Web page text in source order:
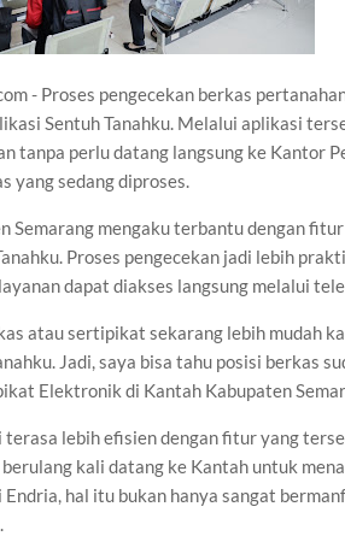
- Proses pengecekan berkas
Sentuh Tanahku. Melalui aplikasi
tanpa perlu datang langsung ke Kantor
yang sedang diproses.
Semarang mengaku terbantu dengan
Proses pengecekan jadi lebih
dapat diakses langsung melalui
atau sertipikat sekarang lebih mudah
Jadi, saya bisa tahu posisi berkas
Elektronik di Kantah Kabupaten
lebih efisien dengan fitur yang
kali datang ke Kantah untuk
hal itu bukan hanya sangat